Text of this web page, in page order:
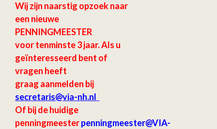
Wij zijn naarstig opzoek naar
een nieuwe
PENNINGMEESTER
voor tenminste 3 jaar.Als u
geïnteresseerd bent of
vragen heeft
graag aanmelden bij
secretaris@via-nh.nl
Of bij de huidige
penningmeesterpenningmeester@VIA-